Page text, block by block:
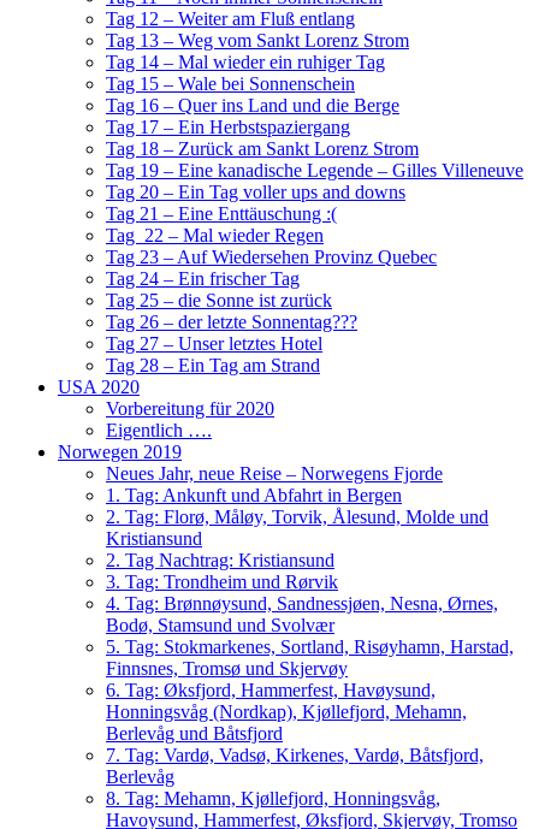
Tag 12 – Weiter am Fluß entlang
Tag 13 – Weg vom Sankt Lorenz Strom
Tag 14 – Mal wieder ein ruhiger Tag
Tag 15 – Wale bei Sonnenschein
Tag 16 – Quer ins Land und die Berge
Tag 17 – Ein Herbstspaziergang
Tag 18 – Zurück am Sankt Lorenz Strom
Tag 19 – Eine kanadische Legende – Gilles Villeneuve
Tag 20 – Ein Tag voller ups and downs
Tag 21 – Eine Enttäuschung :(
Tag 22 – Mal wieder Regen
Tag 23 – Auf Wiedersehen Provinz Quebec
Tag 24 – Ein frischer Tag
Tag 25 – die Sonne ist zurück
Tag 26 – der letzte Sonnentag???
Tag 27 – Unser letztes Hotel
Tag 28 – Ein Tag am Strand
USA 2020
Vorbereitung für 2020
Eigentlich ….
Norwegen 2019
Neues Jahr, neue Reise – Norwegens Fjorde
1. Tag: Ankunft und Abfahrt in Bergen
2. Tag: Florø, Måløy, Torvik, Ålesund, Molde und
Kristiansund
2. Tag Nachtrag: Kristiansund
3. Tag: Trondheim und Rørvik
4. Tag: Brønnøysund, Sandnessjøen, Nesna, Ørnes,
Bodø, Stamsund und Svolvær
5. Tag: Stokmarkenes, Sortland, Risøyhamn, Harstad,
Finnsnes, Tromsø und Skjervøy
6. Tag: Øksfjord, Hammerfest, Havøysund,
Honningsvåg (Nordkap), Kjøllefjord, Mehamn,
Berlevåg und Båtsfjord
7. Tag: Vardø, Vadsø, Kirkenes, Vardø, Båtsfjord,
Berlevåg
8. Tag: Mehamn, Kjøllefjord, Honningsvåg,
Havoysund, Hammerfest, Øksfjord, Skjervøy, Tromso